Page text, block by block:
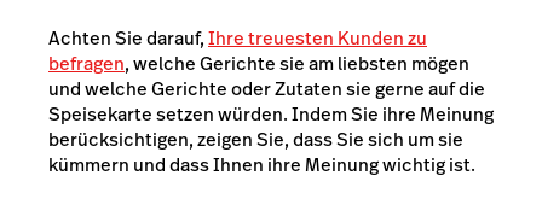
Achten Sie darauf,Ihre treuesten Kunden zu
befragen, welche Gerichte sie am liebsten mögen
und welche Gerichte oder Zutaten sie gerne auf die
Speisekarte setzen würden. Indem Sie ihre Meinung
berücksichtigen, zeigen Sie, dass Sie sich um sie
kümmern und dass Ihnen ihre Meinung wichtig ist.